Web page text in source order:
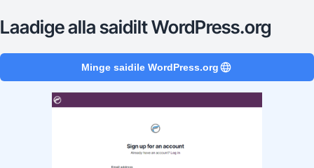
Laadige alla saidilt WordPress.org
Minge saidile WordPress.org